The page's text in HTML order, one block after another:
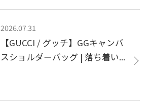
2026.07.31
【GUCCI / グッチ】GGキャンバ
スショルダーバッグ | 落ち着い...